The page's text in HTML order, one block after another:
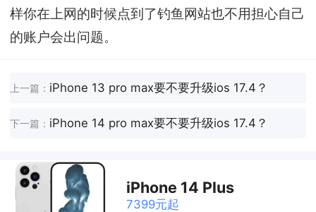
样你在上网的时候点到了钓鱼网站也不用担心自己
的账户会出问题。
上一篇： iPhone 13 pro max要不要升级ios 17.4？
下一篇： iPhone 14 pro max要不要升级ios 17.4？
iPhone 14 Plus
7399元起